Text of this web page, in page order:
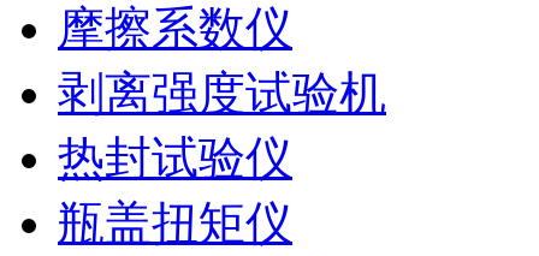
摩擦系数仪
剥离强度试验机
热封试验仪
瓶盖扭矩仪